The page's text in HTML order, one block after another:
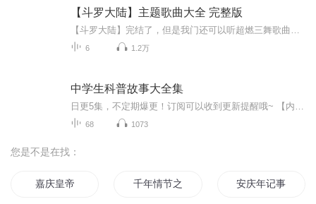
【斗罗大陆】主题歌曲大全 完整版
6 1.2万
中学生科普故事大全集
68 1073
您是不是在找：
嘉庆皇帝 千年情节之三生三世 安庆年记事